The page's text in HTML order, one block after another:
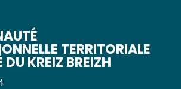
TERRITORIALE
DU KREIZ BREIZH